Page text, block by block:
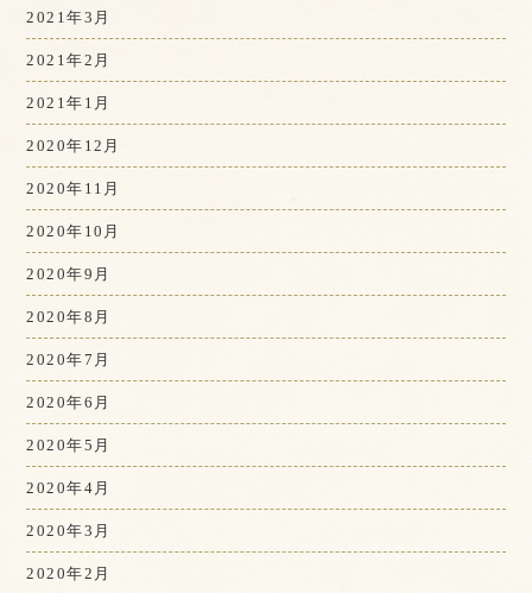
2021年3月
2021年2月
2021年1月
2020年12月
2020年11月
2020年10月
2020年9月
2020年8月
2020年7月
2020年6月
2020年5月
2020年4月
2020年3月
2020年2月